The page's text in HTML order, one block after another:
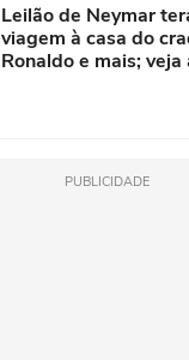
Leilão de Neymar
viagem à casa do
Ronaldo e mais; veja
PUBLICIDADE